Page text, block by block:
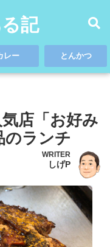
記
レー とんかつ
店「お好み
のランチ
WRITER
しげP